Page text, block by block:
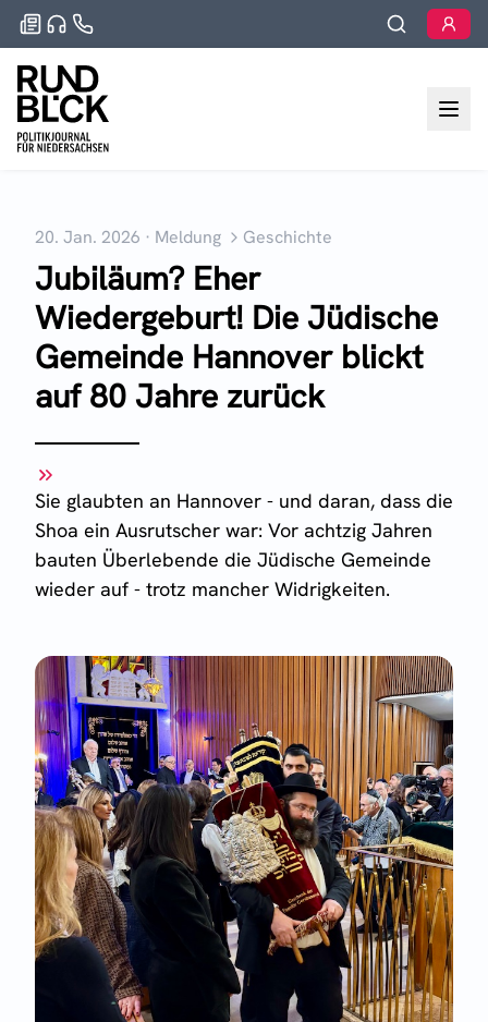
20. Jan. 2026 · Meldung Geschichte
Jubiläum? Eher
Wiedergeburt! Die Jüdische
Gemeinde Hannover blickt
auf 80 Jahre zurück
Sie glaubten an Hannover - und daran, dass die
Shoa ein Ausrutscher war: Vor achtzig Jahren
bauten Überlebende die Jüdische Gemeinde
wieder auf - trotz mancher Widrigkeiten.